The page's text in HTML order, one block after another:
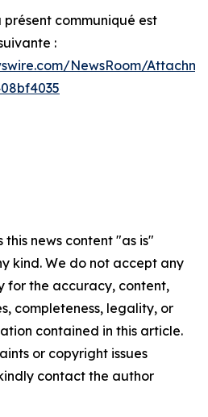
communiqué est
:
NewsRoom/
this news content "as is"
kind. We do not accept any
for the accuracy, content,
completeness, legality, or
contained in this article.
or copyright issues
contact the author